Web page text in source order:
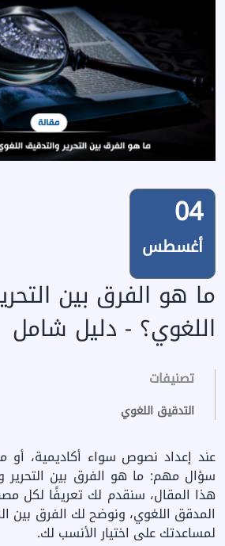
04
أغسطس
ما هو الفرق بين
اللغوي؟ - دليل شامل
تصنيفات
التدقيق اللغوي
عند إعداد نصوص سواء أكاديمية، أو
سؤال مهم: ما هو الفرق بين التحرير
هذا المقال، سنقدم لك تعريفًا لكل
المدقق اللغوي، ونوضح لك الفرق بين
لمساعدتك على اختيار الأنسب لك.